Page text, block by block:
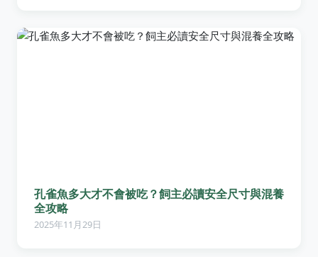
孔雀魚多大才不會被吃？飼主必讀安全尺寸與混養
全攻略
2025年11月29日